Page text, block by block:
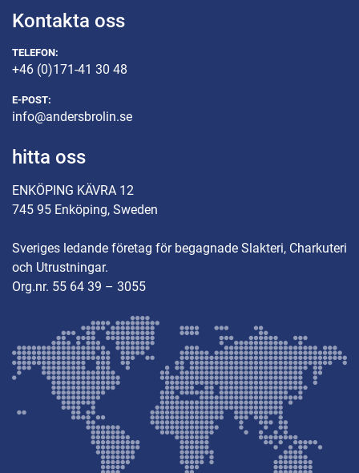
Kontakta oss
TELEFON:
+46 (0)171-41 30 48
E-POST:
info@andersbrolin.se
hitta oss
ENKÖPING KÄVRA 12
745 95 Enköping, Sweden
Sveriges ledande företag för begagnade Slakteri, Charkuteri
och Utrustningar.
Org.nr. 55 64 39 – 3055